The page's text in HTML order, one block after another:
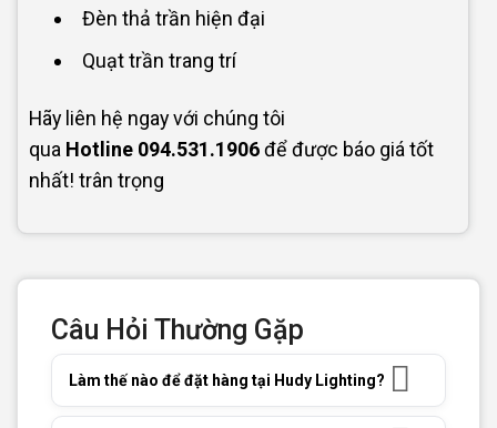
Đèn thả trần hiện đại
Quạt trần trang trí
Hãy liên hệ ngay với chúng tôi
qua Hotline 094.531.1906để được báo giá tốt
nhất! trân trọng
Câu Hỏi Thường Gặp
Làm thế nào để đặt hàng tại Hudy Lighting?